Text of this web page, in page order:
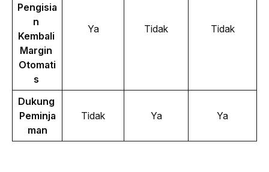
Pengisia
n
Kembali
Margin
Otomati
s
Ya Tidak Tidak
Dukung
Peminja
man
Tidak Ya Ya